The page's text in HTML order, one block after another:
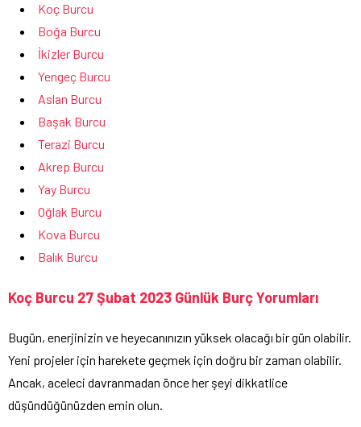
Koç Burcu
Boğa Burcu
İkizler Burcu
Yengeç Burcu
Aslan Burcu
Başak Burcu
Terazi Burcu
Akrep Burcu
Yay Burcu
Oğlak Burcu
Kova Burcu
Balık Burcu
Koç Burcu 27 Şubat 2023 Günlük Burç Yorumları
Bugün, enerjinizin ve heyecanınızın yüksek olacağı bir gün olabilir.
Yeni projeler için harekete geçmek için doğru bir zaman olabilir.
Ancak, aceleci davranmadan önce her şeyi dikkatlice
düşündüğünüzden emin olun.